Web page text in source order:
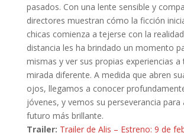
pasados. Con una lente sensible y
directores muestran cómo la ficción
chicas comienza a tejerse con la
distancia les ha brindado un momento
mismas y ver sus propias experiencias a
mirada diferente. A medida que abren
ojos, llegamos a conocer
jóvenes, y vemos su perseverancia para
futuro más brillante.
Trailer: Trailer de Alis – Estreno: 9 de